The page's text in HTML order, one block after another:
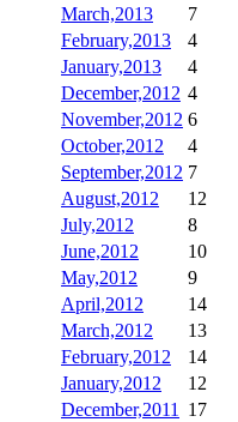
March,2013
7
February,2013
4
January,2013
4
December,2012 4
November,2012 6
October,2012
4
September,2012 7
August,2012
12
July,2012
8
June,2012
10
May,2012
9
April,2012
14
March,2012
13
February,2012
14
January,2012
12
December,2011
17